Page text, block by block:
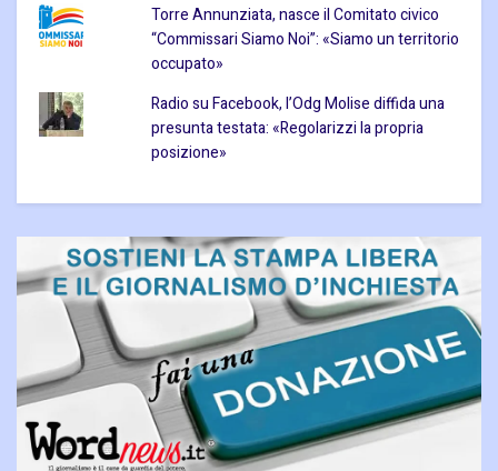
Torre Annunziata, nasce il Comitato civico
“Commissari Siamo Noi”: «Siamo un territorio
occupato»
Radio su Facebook, l’Odg Molise diffida una
presunta testata: «Regolarizzi la propria
posizione»